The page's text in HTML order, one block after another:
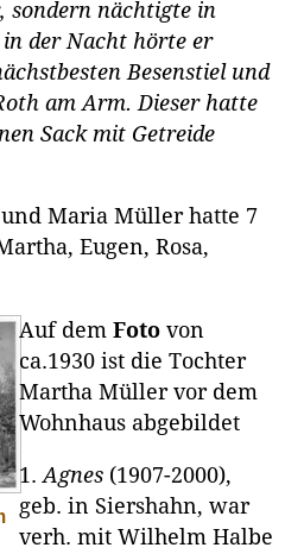
sondern nächtigte in
der Nacht hörte er
Besenstiel und
am Arm. Dieser hatte
Sack mit Getreide
Maria Müller hatte 7
Eugen, Rosa,
Auf dem Foto von
ca.1930 ist die Tochter
Martha Müller vor dem
Wohnhaus abgebildet
1. Agnes (1907-2000),
geb. in Siershahn, war
verh. mit Wilhelm Halbe